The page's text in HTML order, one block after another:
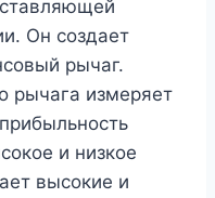
Он создает
рычаг.
рычага измеряет
и низкое
высокие и